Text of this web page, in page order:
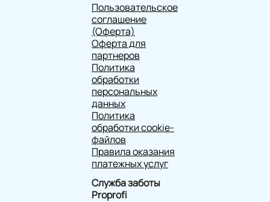
Пользовательское
соглашение
(Оферта)
Оферта для
партнеров
Политика
обработки
персональных
данных
Политика
обработки cookie-
файлов
Правила оказания
платежных услуг
Служба заботы
Proprofi